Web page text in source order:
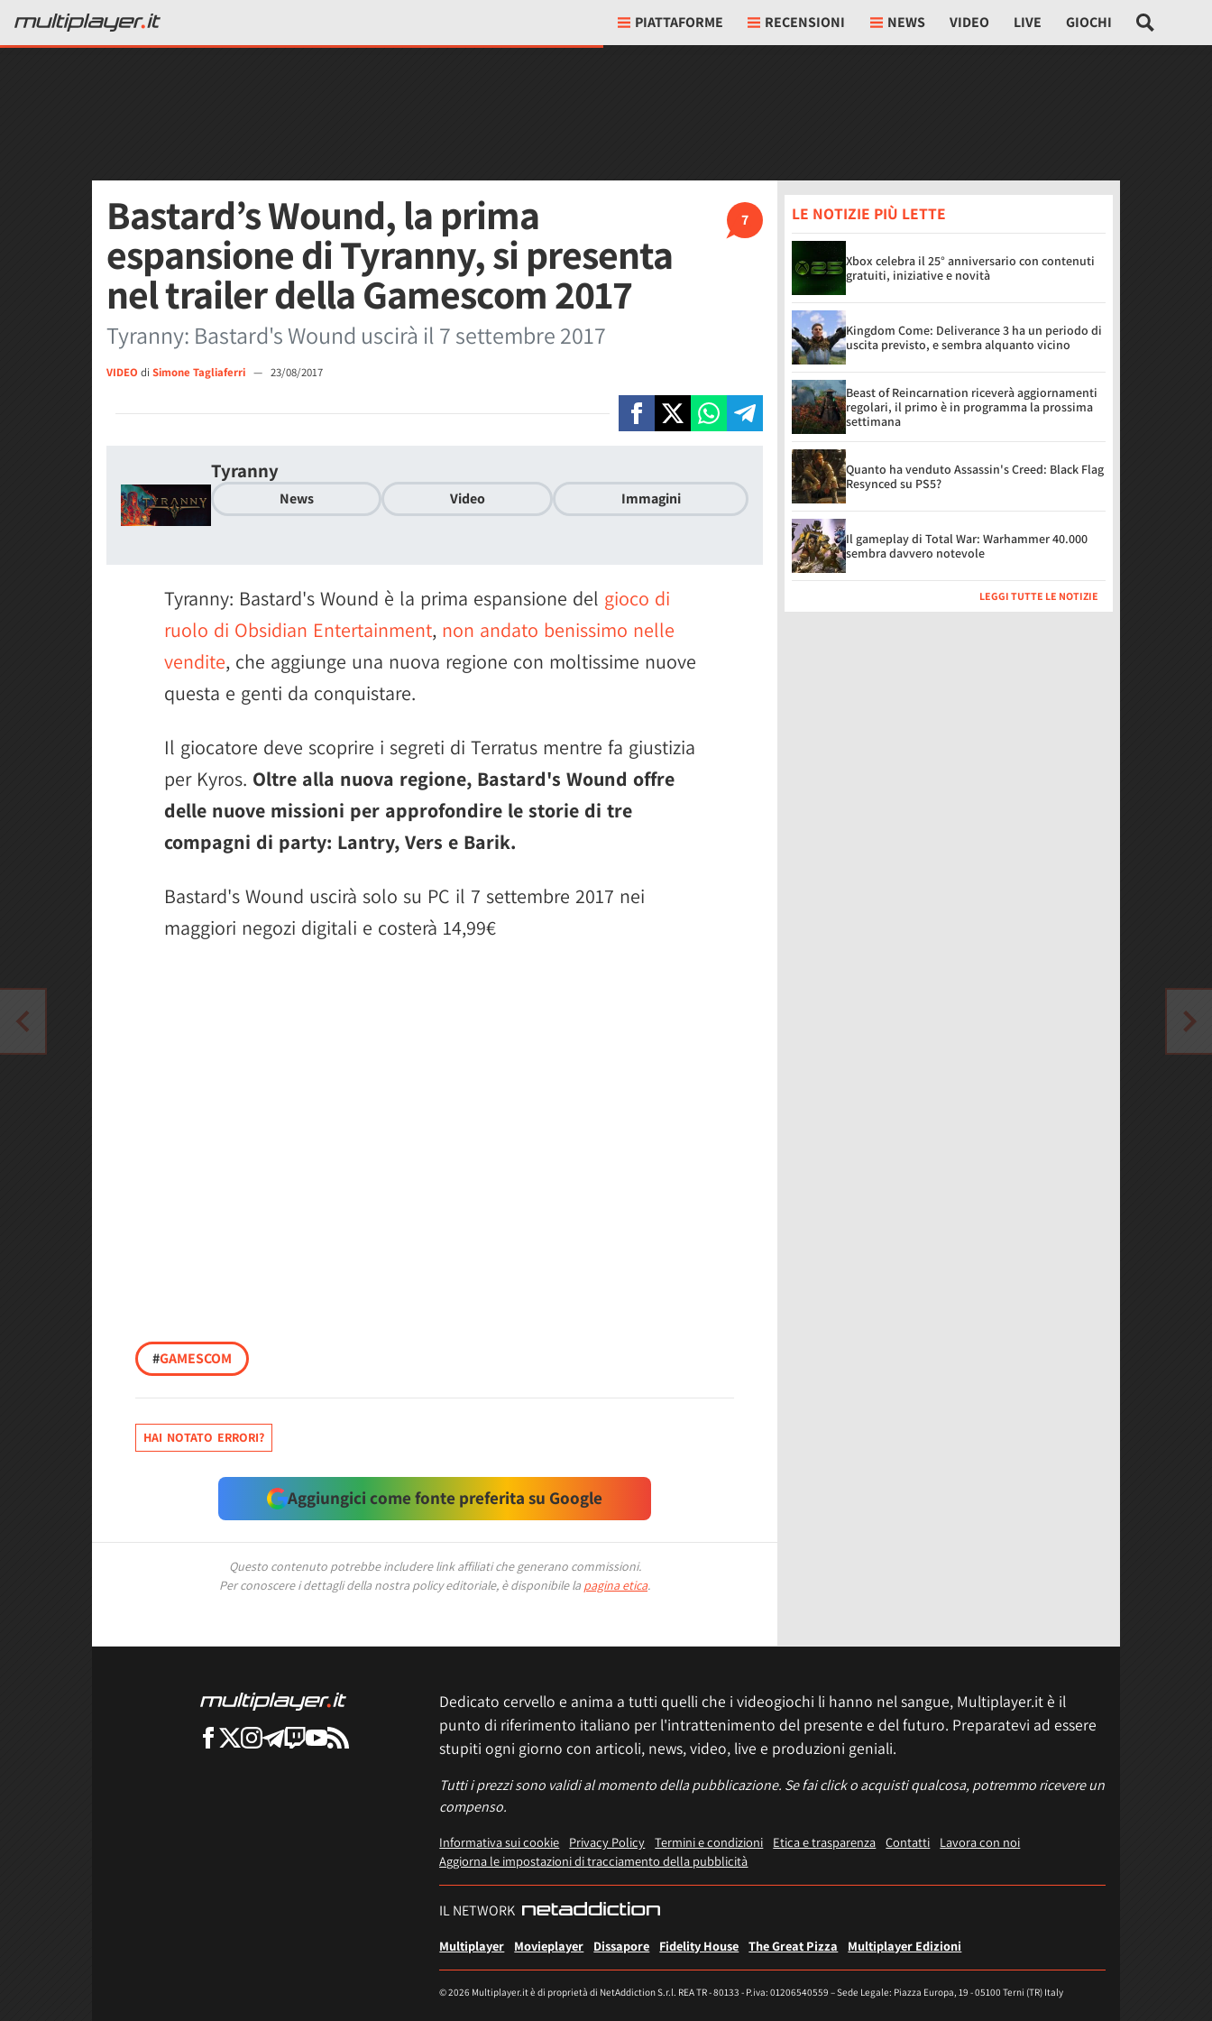
PIATTAFORME RECENSIONI NEWS VIDEO LIVE GIOCHI
7
Bastard’s Wound, la prima
espansione di Tyranny, si presenta
nel trailer della Gamescom 2017
Tyranny: Bastard's Wound uscirà il 7 settembre 2017
VIDEO di Simone Tagliaferri — 23/08/2017
Tyranny
News Video Immagini
Tyranny: Bastard's Wound è la prima espansione del gioco di
ruolo di Obsidian Entertainment, non andato benissimo nelle
vendite, che aggiunge una nuova regione con moltissime nuove
questa e genti da conquistare.
Il giocatore deve scoprire i segreti di Terratus mentre fa giustizia
per Kyros. Oltre alla nuova regione, Bastard's Wound offre
delle nuove missioni per approfondire le storie di tre
compagni di party: Lantry, Vers e Barik.
Bastard's Wound uscirà solo su PC il 7 settembre 2017 nei
maggiori negozi digitali e costerà 14,99€
#GAMESCOM
HAI NOTATO ERRORI?
Aggiungici come fonte preferita su Google
Questo contenuto potrebbe includere link affiliati che generano commissioni.
Per conoscere i dettagli della nostra policy editoriale, è disponibile la pagina etica.
LE NOTIZIE PIÙ LETTE
Xbox celebra il 25° anniversario con contenuti
gratuiti, iniziative e novità
Kingdom Come: Deliverance 3 ha un periodo di
uscita previsto, e sembra alquanto vicino
Beast of Reincarnation riceverà aggiornamenti
regolari, il primo è in programma la prossima
settimana
Quanto ha venduto Assassin's Creed: Black Flag
Resynced su PS5?
Il gameplay di Total War: Warhammer 40.000
sembra davvero notevole
LEGGI TUTTE LE NOTIZIE
Dedicato cervello e anima a tutti quelli che i videogiochi li hanno nel sangue, Multiplayer.it è il
punto di riferimento italiano per l'intrattenimento del presente e del futuro. Preparatevi ad essere
stupiti ogni giorno con articoli, news, video, live e produzioni geniali.
Tutti i prezzi sono validi al momento della pubblicazione. Se fai click o acquisti qualcosa, potremmo ricevere un
compenso.
Informativa sui cookie Privacy Policy Termini e condizioni Etica e trasparenza Contatti
Lavora con noi
Aggiorna le impostazioni di tracciamento della pubblicità
IL NETWORK
Multiplayer Movieplayer Dissapore Fidelity House The Great Pizza Multiplayer Edizioni
© 2026 Multiplayer.it è di proprietà di NetAddiction S.r.l. REA TR - 80133 - P.iva: 01206540559 – Sede Legale: Piazza Europa, 19 - 05100 Terni (TR) Italy